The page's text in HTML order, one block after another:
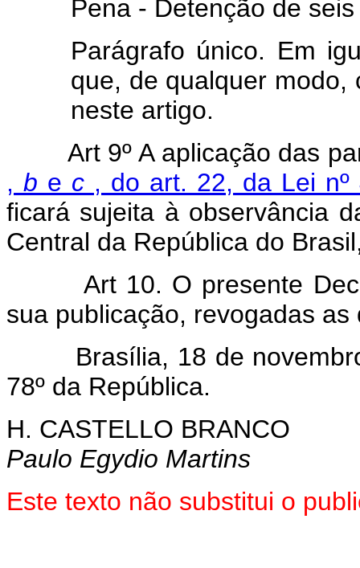
Pena - Detenção de
Parágrafo único. Em
que, de qualquer modo,
neste artigo.
Art 9º A aplicação das
, b e c , do art. 22, da Lei
ficará sujeita à observância
Central da República do
Art 10. O presente
sua publicação, revogadas
Brasília, 18 de novembro
78º da República.
H. CASTELLO BRANCO
Paulo Egydio Martins
Este texto não substitui o